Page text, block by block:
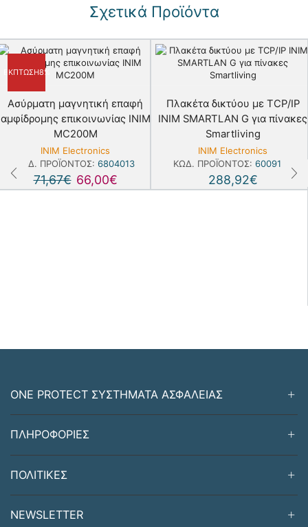
Σχετικά Προϊόντα
ΈΚΠΤΩΣΗ8%
Ασύρματη μαγνητική επαφή
αμφίδρομης επικοινωνίας INIM
MC200M
INIM Electronics
ΚΩΔ. ΠΡΟΪΌΝΤΟΣ: 6804013
71,67€ 66,00€
Πλακέτα δικτύου με TCP/IP
INIM SMARTLAN G για πίνακες
Smartliving
INIM Electronics
ΚΩΔ. ΠΡΟΪΌΝΤΟΣ: 6009100
288,92€
ONE PROTECT ΣΥΣΤΗΜΑΤΑ ΑΣΦΑΛΕΙΑΣ
ΠΛΗΡΟΦΟΡΙΕΣ
ΠΟΛΙΤΙΚΕΣ
NEWSLETTER